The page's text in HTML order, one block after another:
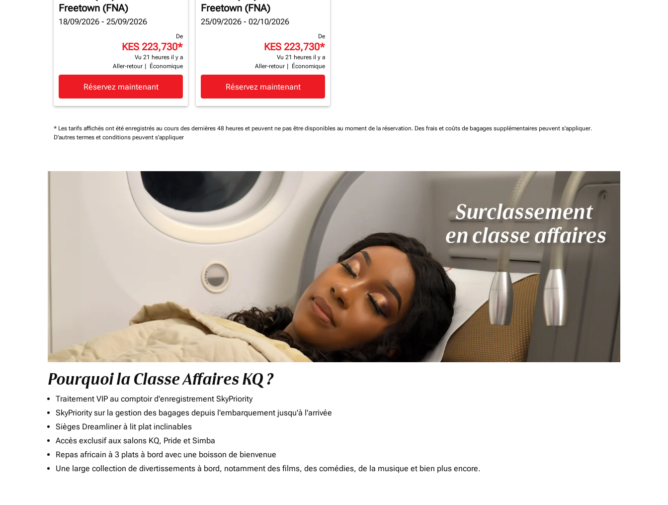
Freetown (FNA)
18/09/2026 - 25/09/2026
De
KES 223,730*
Vu 21 heures il y a
Aller-retour
Économique
Réservez maintenant
Freetown (FNA)
25/09/2026 - 02/10/2026
De
KES 223,730*
Vu 21 heures il y a
Aller-retour
Économique
Réservez maintenant
* Les tarifs affichés ont été enregistrés au cours des dernières 48 heures et peuvent ne pas être disponibles au moment de la réservation. Des frais et coûts de bagages supplémentaires peuvent s'appliquer.
D'autres termes et conditions peuvent s'appliquer
Pourquoi la Classe Affaires KQ ?
Traitement VIP au comptoir d'enregistrement SkyPriority
SkyPriority sur la gestion des bagages depuis l'embarquement jusqu'à l'arrivée
Sièges Dreamliner à lit plat inclinables
Accès exclusif aux salons KQ, Pride et Simba
Repas africain à 3 plats à bord avec une boisson de bienvenue
Une large collection de divertissements à bord, notamment des films, des comédies, de la musique et bien plus encore.